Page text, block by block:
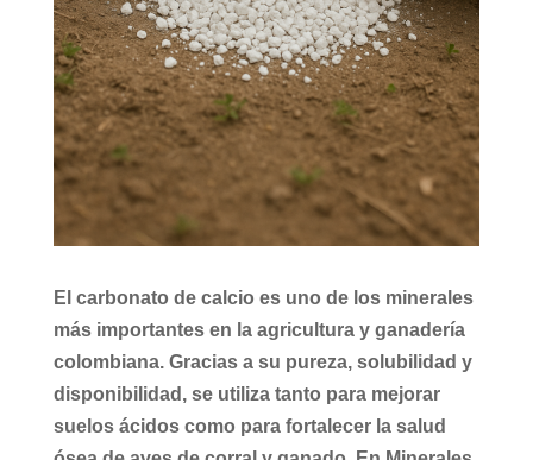
El carbonato de calcio es uno de los minerales
más importantes en la agriculturay ganadería
colombiana. Gracias a su pureza, solubilidad y
disponibilidad, se utiliza tanto para mejorar
suelos ácidoscomo para fortalecer la salud